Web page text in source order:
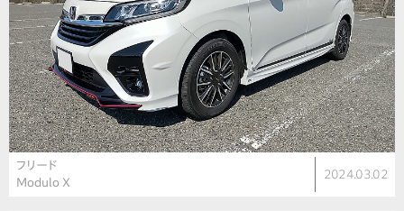
フリード
Modulo X
2024.03.02